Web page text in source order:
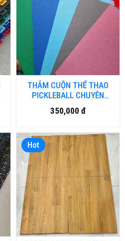
THẢM CUỘN THỂ THAO
PICKLEBALL CHUYÊN
DỤNG PTN-TT.HNM
350,000 đ
Hot